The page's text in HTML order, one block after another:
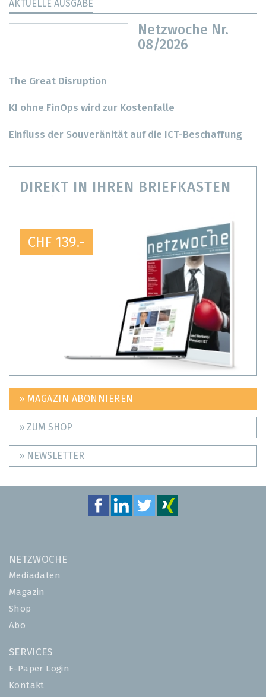
AKTUELLE AUSGABE
Netzwoche Nr.
08/2026
The Great Disruption
KI ohne FinOps wird zur Kostenfalle
Einfluss der Souveränität auf die ICT-Beschaffung
DIREKT IN IHREN BRIEFKASTEN
CHF 139.-
» MAGAZIN ABONNIEREN
» ZUM SHOP
» NEWSLETTER
NETZWOCHE
Mediadaten
Magazin
Shop
Abo
SERVICES
E-Paper Login
Kontakt